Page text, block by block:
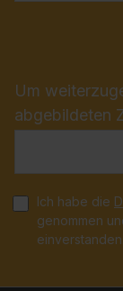
Um
abgebildeten
Ich habe die
genommen
einverstanden.